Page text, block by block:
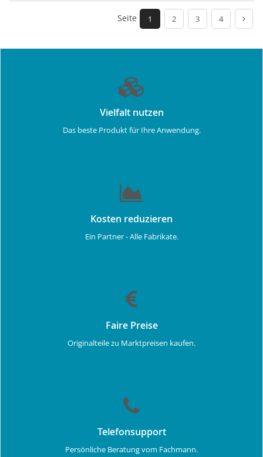
Seite 1 2 3 4
Vielfalt nutzen
Das beste Produkt für Ihre Anwendung.
Kosten reduzieren
Ein Partner - Alle Fabrikate.
Faire Preise
Originalteile zu Marktpreisen kaufen.
Telefonsupport
Persönliche Beratung vom Fachmann.